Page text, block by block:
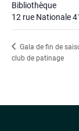
Bibliothèque
12 rue Nationale
Gala de fin de
club de patinage